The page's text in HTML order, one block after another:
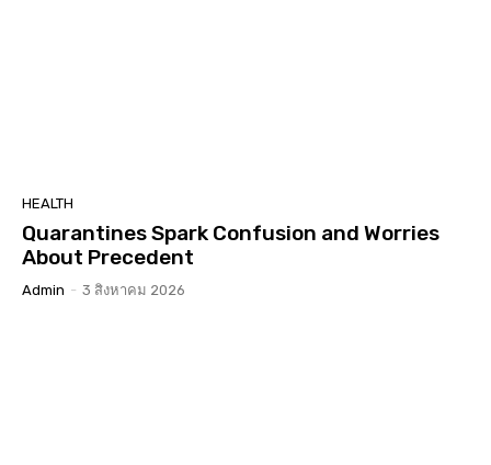
HEALTH
Quarantines Spark Confusion and Worries
About Precedent
Admin - 3 สิงหาคม 2026